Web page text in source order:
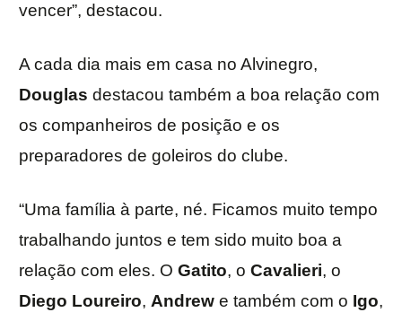
vencer”, destacou.
A cada dia mais em casa no Alvinegro,
Douglas destacou também a boa relação com
os companheiros de posição e os
preparadores de goleiros do clube.
“Uma família à parte, né. Ficamos muito tempo
trabalhando juntos e tem sido muito boa a
relação com eles. O Gatito, o Cavalieri, o
Diego Loureiro, Andrew e também com o Igo,